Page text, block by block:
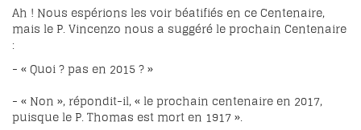
Ah ! Nous espérions les voir béatifiés en ce Centenaire,
mais le P. Vincenzo nous a suggéré le prochain Centenaire
:
- « Quoi ? pas en 2015 ? »
- « Non », répondit-il, « le prochain centenaire en 2017,
puisque le P. Thomas est mort en 1917 ».